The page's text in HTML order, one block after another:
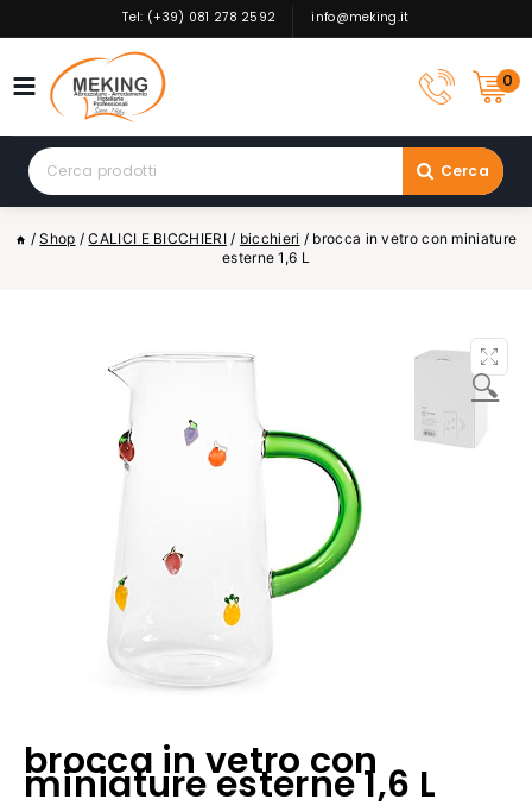
to
Tel: (+39) 081 278 2592 info@meking.it
0
Search
for:
Cerca
/ Shop / CALICI E BICCHIERI / bicchieri / brocca in vetro con miniature
esterne 1,6 L
🔍
brocca in vetro con
miniature esterne 1,6 L